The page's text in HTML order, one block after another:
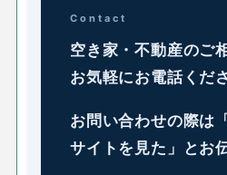
Contact
空き家・不動産のご
お気軽にお電話くだ
お問い合わせの際は
サイトを見た」とお